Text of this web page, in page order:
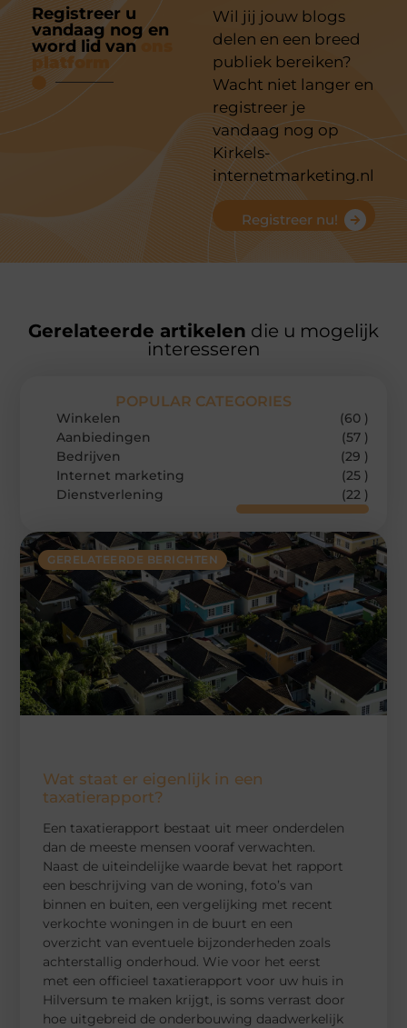
Registreer u
vandaag nog en
word lid van
platform
Wil jij jouw blogs
delen en een breed
publiek bereiken?
Wacht niet langer en
registreer je
vandaag nog op
Kirkels-
internetmarketing.nl
Registreer nu!
Gerelateerde artikelen die u mogelijk
interesseren
GERELATEERDE BERICHTEN
Wat staat er eigenlijk in een
taxatierapport?
Een taxatierapport bestaat uit meer onderdelen
dan de meeste mensen vooraf verwachten.
Naast de uiteindelijke waarde bevat het rapport
een beschrijving van de woning, foto’s van
binnen en buiten, een vergelijking met recent
verkochte woningen in de buurt en een
overzicht van eventuele bijzonderheden zoals
achterstallig onderhoud. Wie voor het eerst
met een officieel taxatierapport voor uw huis in
Hilversum te maken krijgt, is soms verrast door
hoe uitgebreid de onderbouwing daadwerkelijk
POPULAR CATEGORIES
Winkelen
(60 )
Aanbiedingen
(57 )
Bedrijven
(29 )
Internet marketing
(25 )
Dienstverlening
(22 )